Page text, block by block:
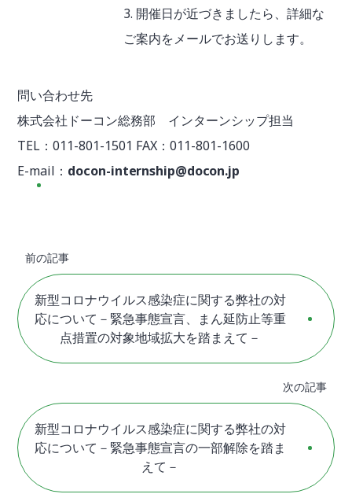
3. 開催日が近づきましたら、詳細な
ご案内をメールでお送りします。
問い合わせ先
株式会社ドーコン総務部 インターンシップ担当
TEL：011-801-1501 FAX：011-801-1600
E-mail： docon-internship@docon.jp
前の記事
新型コロナウイルス感染症に関する弊社の対
応について－緊急事態宣言、まん延防止等重
点措置の対象地域拡大を踏まえて－
次の記事
新型コロナウイルス感染症に関する弊社の対
応について－緊急事態宣言の一部解除を踏ま
えて－